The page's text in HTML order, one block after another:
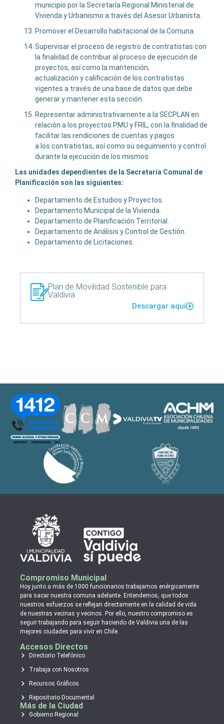
municipio por la Secretaría Regional Ministerial de
Vivienda y Urbanismo a través del Asesor Urbanista.
Promover el Desarrollo habitacional de la Comuna.
Supervisar el proceso de registro de contratistas con
la finalidad de contribuir al proceso de ejecución de
proyectos, así como la mantención,
actualización y calificación de los contratistas
vigentes a través de una base de datos que debe
generar y mantener esta sección.
Representar administrativamente a la SECPLAN en
relación a los proyectos PMU y FRIL, con la finalidad de
facilitar las rendiciones de cuentas y pagos
a los contratistas, así como su seguimiento y control
durante la ejecución de los mismos.
Las unidades dependientes de la Secretaría Comunal de
Planificación son las siguientes:
Departamento de Estudios y Proyectos.
Departamento Municipal de la Vivienda.
Departamento de Planificación Territorial.
Departamento de Análisis y Control de Gestión.
Departamento de Licitaciones.
Plan de Movilidad Sostenible para
Valdivia
Descargar aquí
Compromiso Municipal
Hoy junto a más de 1000 funcionarios trabajamos enérgicamente
para sacar nuestra comuna adelante. Entendemos, que todos
nuestros esfuerzos se reflejan directamente en la calidad de vida
de nuestras vecinas y vecinos. Por ello, nuestro compromiso es
seguir trabajando para seguir haciendo de Valdivia una de las
mejores ciudades para vivir en Chile.
Accesos Directos
Directorio Telefónico
Trabaja con Nosotros
Recursos Gráficos
Repositorio Documental
Más de la Ciudad
Gobierno Regional